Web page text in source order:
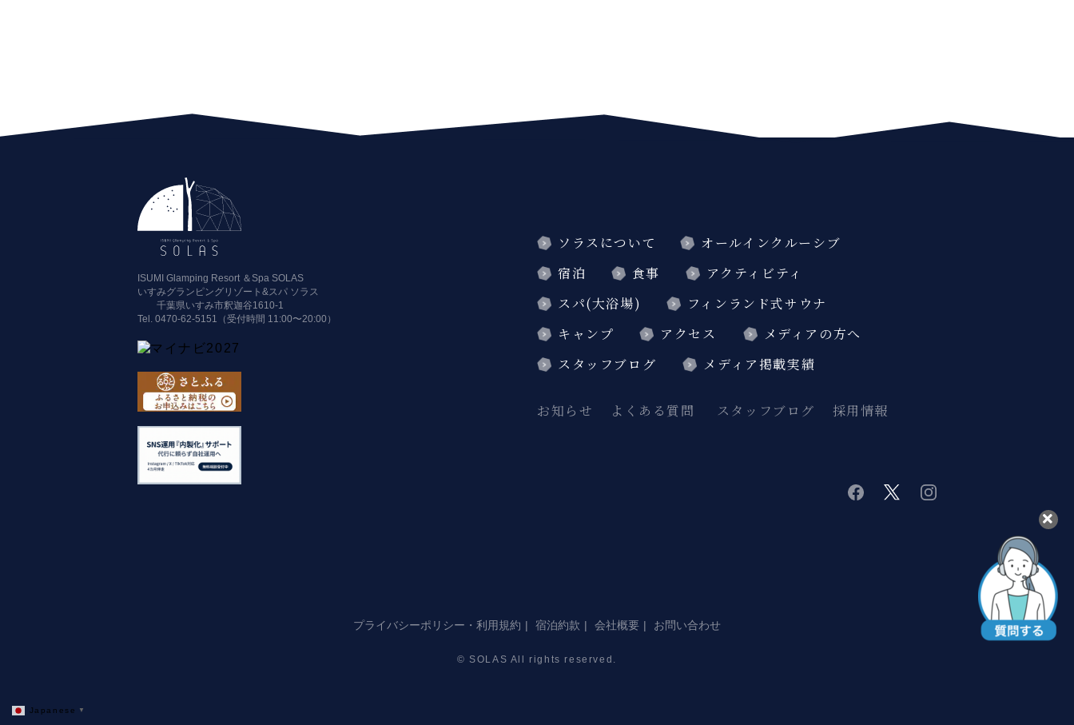
ISUMI Glamping Resort ＆Spa SOLAS
いすみグランピングリゾート&スパ ソラス
千葉県いすみ市釈迦谷1610-1
Tel. 0470-62-5151（受付時間 11:00〜20:00）
ソラスについて
オールインクルーシブ
宿泊
食事
アクティビティ
スパ(大浴場)
フィンランド式サウナ
キャンプ
アクセス
メディアの方へ
スタッフブログ
メディア掲載実績
お知らせ よくある質問 スタッフブログ 採用情報
facebook
twitterinstagram
プライバシーポリシー・利用規約 宿泊約款 会社概要 お問い合わせ
© SOLAS All rights reserved.
Japanese ▼